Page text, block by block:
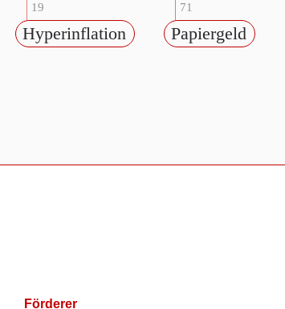
19
Hyperinflation
71
Papiergeld
Förderer